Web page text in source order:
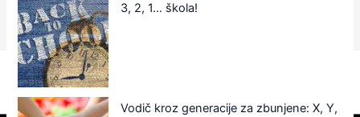
3, 2, 1… škola!
Vodič kroz generacije za zbunjene: X, Y,